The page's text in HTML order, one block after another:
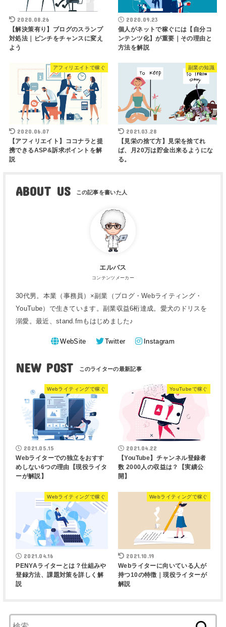
2020.08.26
【解決策有り】ブログのスランプ
対処法｜ピンチをチャンスに変え
よう
2020.09.23
個人がネットで稼ぐには【自分コ
ンテンツ化】が重要｜その理由と
方法を解説
アフィリエイトで稼ぐ
2020.06.07
【アフィリエイト】ココナラと提
携できるASP&訴求ポイントを解
説
副業の知識
2021.03.28
【見栄の捨て方】見栄を捨てれ
ば、月20万は貯金出来るようにな
る。
ABOUT US
エルバス
コンテンツメーカー
30代男。本業（事務員）×副業（ブログ・Webライティング・
YouTube）で生きています。副業収益6桁達成。愛犬のドリスを
溺愛。最近、stand.fmもはじめました♪
WebSite Twitter Instagram
NEW POST
Webライティングで稼ぐ
2021.05.15
Webライターでの独立をおすす
めしない6つの理由【現役ライタ
ーが解説】
YouTubeで稼ぐ
2021.04.22
【YouTube】チャンネル登録者
数 2000人の収益は？【実績公
開】
Webライティングで稼ぐ
2021.04.16
PENYAライターとは？仕組みや
登録方法、課題対策を詳しく解
説
Webライティングで稼ぐ
2021.10.19
Webライターに向いている人が
持つ10の特徴｜現役ライターが
解説